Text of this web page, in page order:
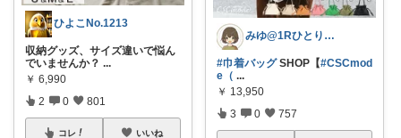
ひよこNo.1213
収納グッズ、サイズ違いで悩ん
でいませんか？ ...
￥ 6,990
2 0 801
コレ いいね
みゆ@1Rひとり暮らし
#巾着バッグSHOP【#CSCmod
e（ ...
￥ 13,950
3 0 757